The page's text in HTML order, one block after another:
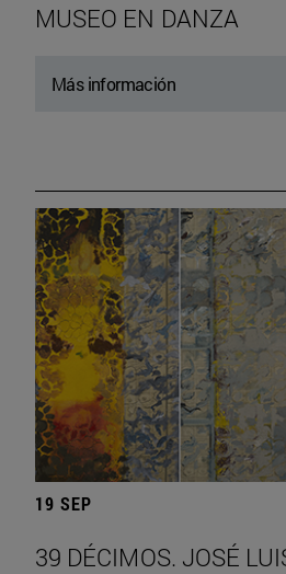
MUSEO EN DANZA
Más información
19 SEP
39 DÉCIMOS. JOSÉ